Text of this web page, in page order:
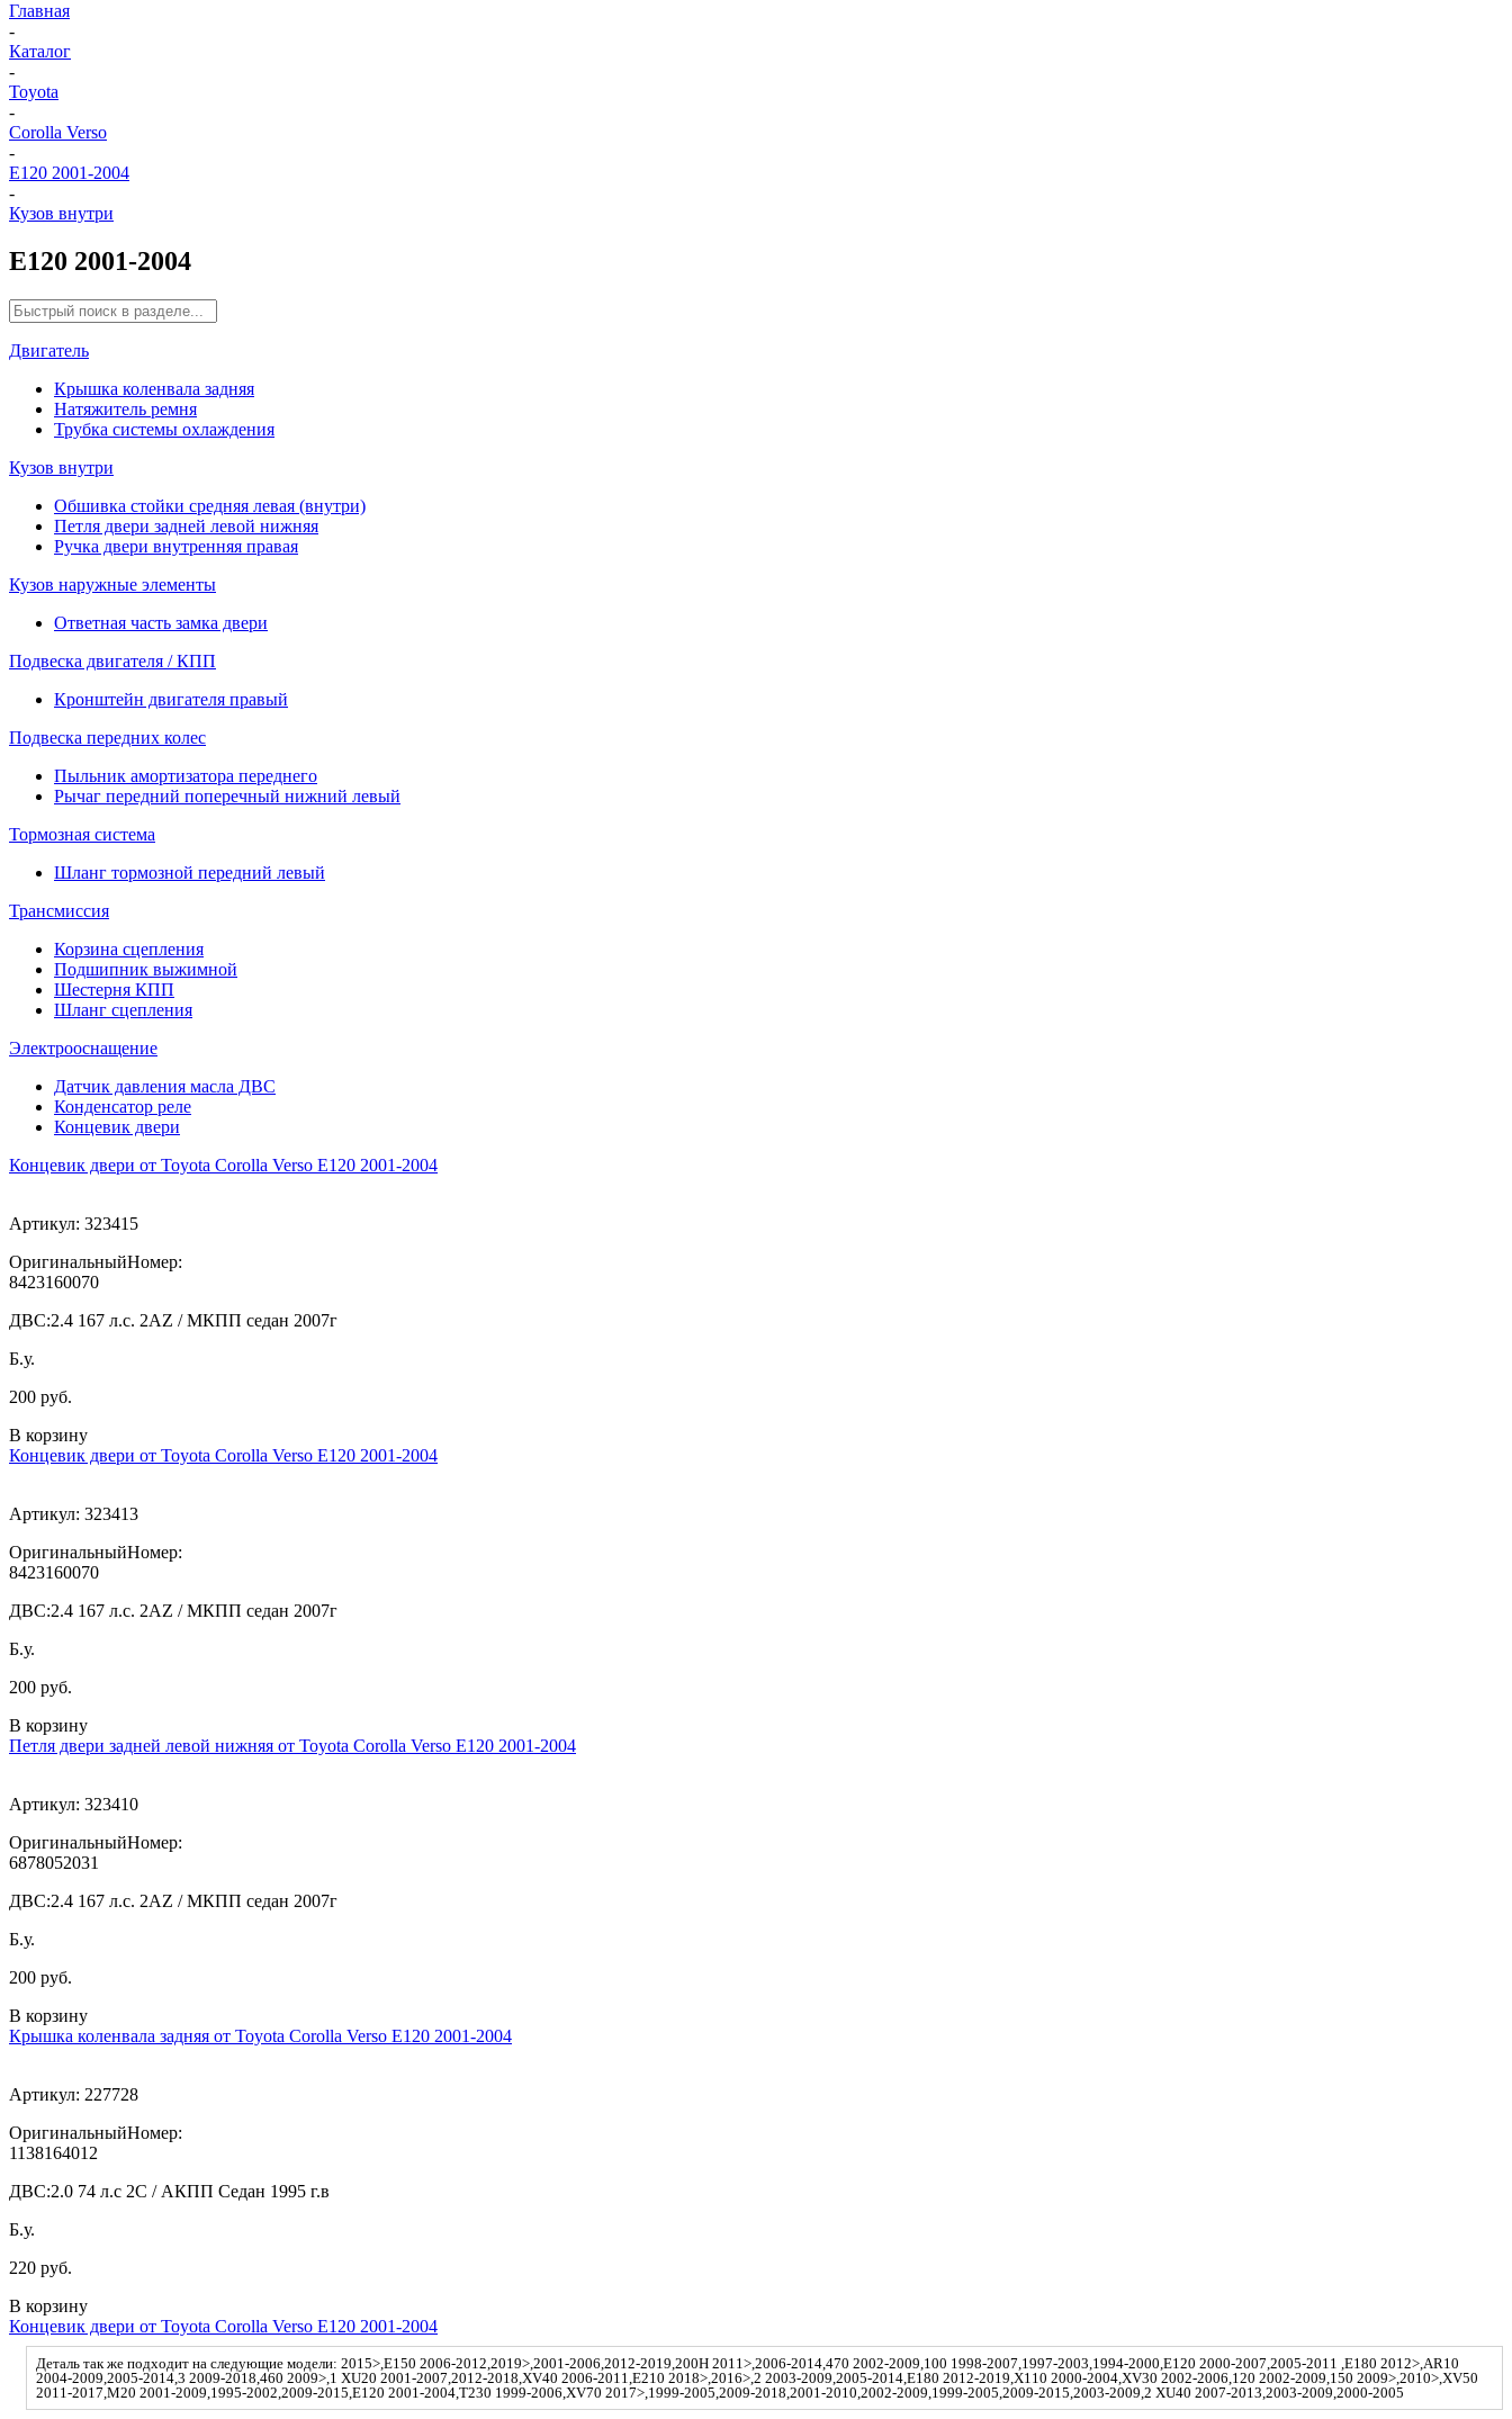
Главная
-
Каталог
-
Toyota
-
Corolla Verso
-
E120 2001-2004
-
Кузов внутри
E120 2001-2004
Двигатель
Крышка коленвала задняя
Натяжитель ремня
Трубка системы охлаждения
Кузов внутри
Обшивка стойки средняя левая (внутри)
Петля двери задней левой нижняя
Ручка двери внутренняя правая
Кузов наружные элементы
Ответная часть замка двери
Подвеска двигателя / КПП
Кронштейн двигателя правый
Подвеска передних колес
Пыльник амортизатора переднего
Рычаг передний поперечный нижний левый
Тормозная система
Шланг тормозной передний левый
Трансмиссия
Корзина сцепления
Подшипник выжимной
Шестерня КПП
Шланг сцепления
Электрооснащение
Датчик давления масла ДВС
Конденсатор реле
Концевик двери
Концевик двери от Toyota Corolla Verso E120 2001-2004
Артикул: 323415
ОригинальныйНомер:
8423160070
ДВС:2.4 167 л.с. 2AZ / МКПП седан 2007г
Б.у.
200 руб.
В корзину
Концевик двери от Toyota Corolla Verso E120 2001-2004
Артикул: 323413
ОригинальныйНомер:
8423160070
ДВС:2.4 167 л.с. 2AZ / МКПП седан 2007г
Б.у.
200 руб.
В корзину
Петля двери задней левой нижняя от Toyota Corolla Verso E120 2001-2004
Артикул: 323410
ОригинальныйНомер:
6878052031
ДВС:2.4 167 л.с. 2AZ / МКПП седан 2007г
Б.у.
200 руб.
В корзину
Крышка коленвала задняя от Toyota Corolla Verso E120 2001-2004
Артикул: 227728
ОригинальныйНомер:
1138164012
ДВС:2.0 74 л.с 2C / АКПП Седан 1995 г.в
Б.у.
220 руб.
В корзину
Концевик двери от Toyota Corolla Verso E120 2001-2004
Деталь так же подходит на следующие модели: 2015>,E150 2006-2012,2019>,2001-2006,2012-2019,200H 2011>,2006-2014,470 2002-2009,100 1998-2007,1997-2003,1994-2000,E120 2000-2007,2005-2011 ,E180 2012>,AR10
2004-2009,2005-2014,3 2009-2018,460 2009>,1 XU20 2001-2007,2012-2018,XV40 2006-2011,E210 2018>,2016>,2 2003-2009,2005-2014,E180 2012-2019,X110 2000-2004,XV30 2002-2006,120 2002-2009,150 2009>,2010>,XV50
2011-2017,M20 2001-2009,1995-2002,2009-2015,E120 2001-2004,T230 1999-2006,XV70 2017>,1999-2005,2009-2018,2001-2010,2002-2009,1999-2005,2009-2015,2003-2009,2 XU40 2007-2013,2003-2009,2000-2005